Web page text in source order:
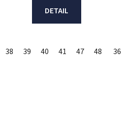
DETAIL
38 39 40 41 47 48 36